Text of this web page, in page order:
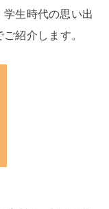
生時代の思い出
紹介します。